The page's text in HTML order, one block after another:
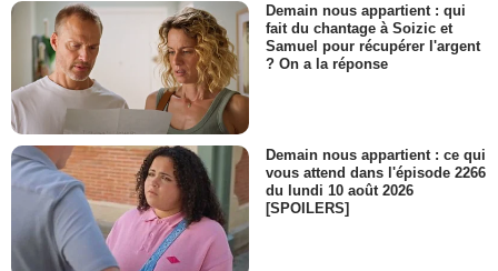
Demain nous appartient : qui
fait du chantage à Soizic et
Samuel pour récupérer l'argent
? On a la réponse
Demain nous appartient : ce qui
vous attend dans l'épisode 2266
du lundi 10 août 2026
[SPOILERS]